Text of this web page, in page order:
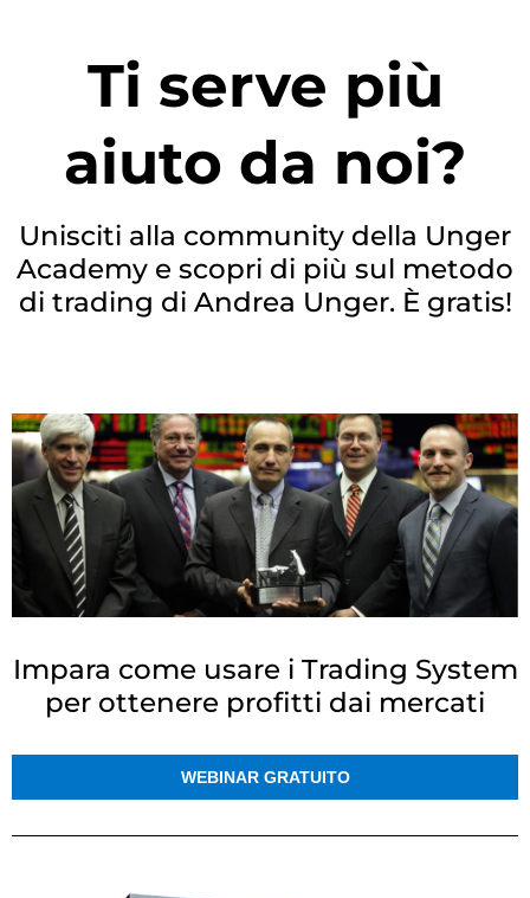
Ti serve più
aiuto da noi?
Unisciti alla community della Unger
Academy e scopri di più sul metodo
di trading di Andrea Unger. È gratis!
Impara come usare i Trading System
per ottenere profitti dai mercati
WEBINAR GRATUITO